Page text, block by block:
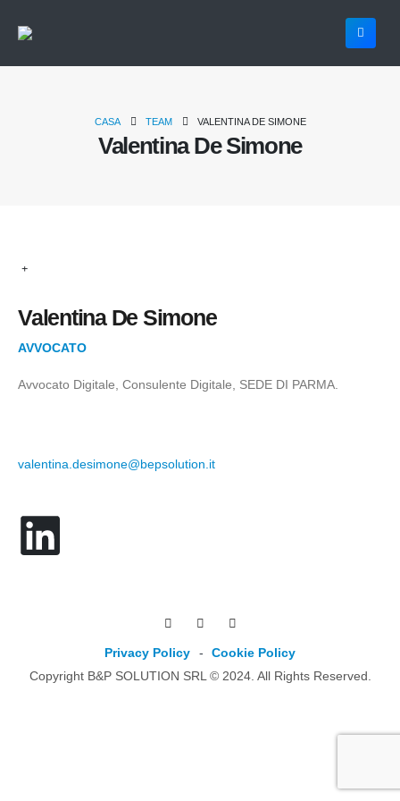
CASA TEAM VALENTINA DE SIMONE
Valentina De Simone
Valentina De Simone
AVVOCATO
Avvocato Digitale, Consulente Digitale, SEDE DI PARMA.
valentina.desimone@bepsolution.it
Privacy Policy -
Cookie Policy
Copyright B&P SOLUTION SRL © 2024. All Rights Reserved.